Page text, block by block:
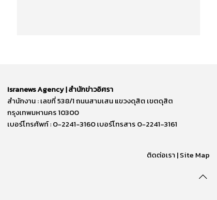
Isranews Agency | สำนักข่าวอิศรา
สำนักงาน : เลขที่ 538/1 ถนนสามเสน แขวงดุสิต เขตดุสิต
กรุงเทพมหานคร 10300
เบอร์โทรศัพท์ : 0-2241-3160 เบอร์โทรสาร 0-2241-3161
ติดต่อเรา | Site Map